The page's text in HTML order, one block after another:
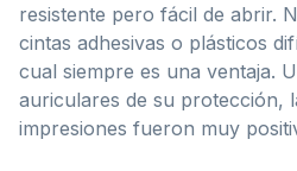
resistente pero fácil de abrir.
cintas adhesivas o plásticos
cual siempre es una ventaja.
auriculares de su protección,
impresiones fueron muy